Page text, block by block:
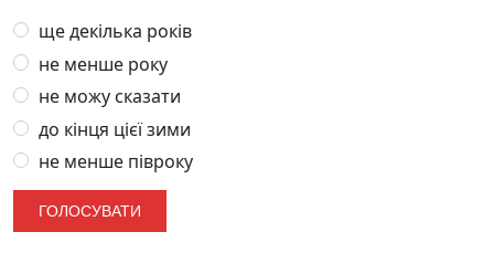
ще декілька років
не менше року
не можу сказати
до кінця цієї зими
не менше півроку